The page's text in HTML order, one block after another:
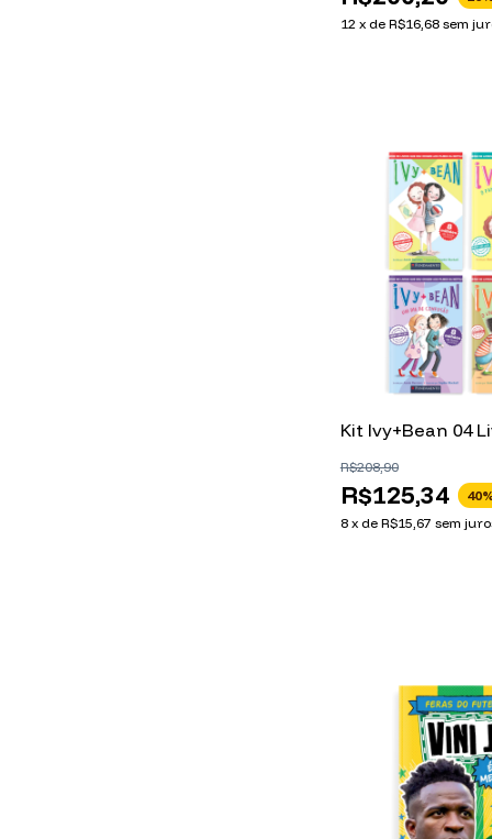
12 x de R$16,68 sem
Kit Ivy+Bean 04
R$125,34
R$208,90
40
8 x de R$15,67 sem